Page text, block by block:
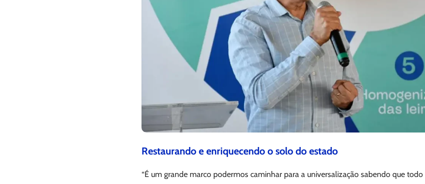
Restaurando e enriquecendo o solo do estado
“É um grande marco podermos caminhar para a universalização sabendo que